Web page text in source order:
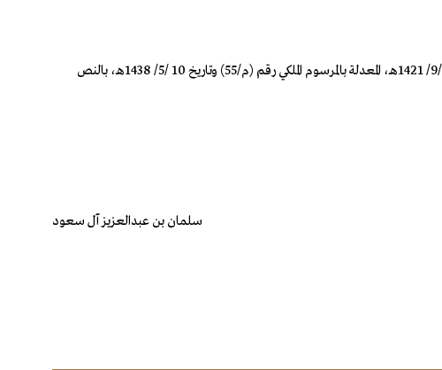
الموافقة على إضافة فقرة تحمل الرقم (8) إلى المادة (الثانية والستين) من نظام التأمينات الاجتماعية، الصادر بالمرسوم الملكي رقم (م/33) وتاريخ 3 /9/ 1421هـ، المعدلة بالمرسوم الملكي رقم (م/55) وتاريخ 10 /5/ 1438هـ، بالنص
سلمان بن عبدالعزيز آل سعود